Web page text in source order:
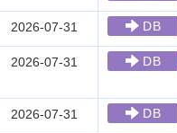
2026-07-31 DB
2026-07-31 DB
2026-07-31 DB